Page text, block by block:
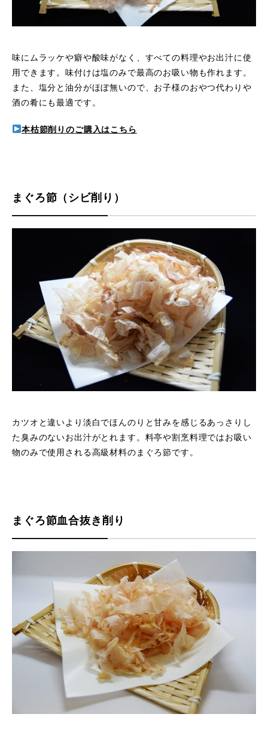
味にムラッケや癖や酸味がなく、すべての料理やお出汁に使
用できます。味付けは塩のみで最高のお吸い物も作れます。
また、塩分と油分がほぼ無いので、お子様のおやつ代わりや
酒の肴にも最適です。
本枯節削りのご購入はこちら
まぐろ節（シビ削り）
カツオと違いより淡白でほんのりと甘みを感じるあっさりし
た臭みのないお出汁がとれます。料亭や割烹料理ではお吸い
物のみで使用される高級材料のまぐろ節です。
まぐろ節血合抜き削り